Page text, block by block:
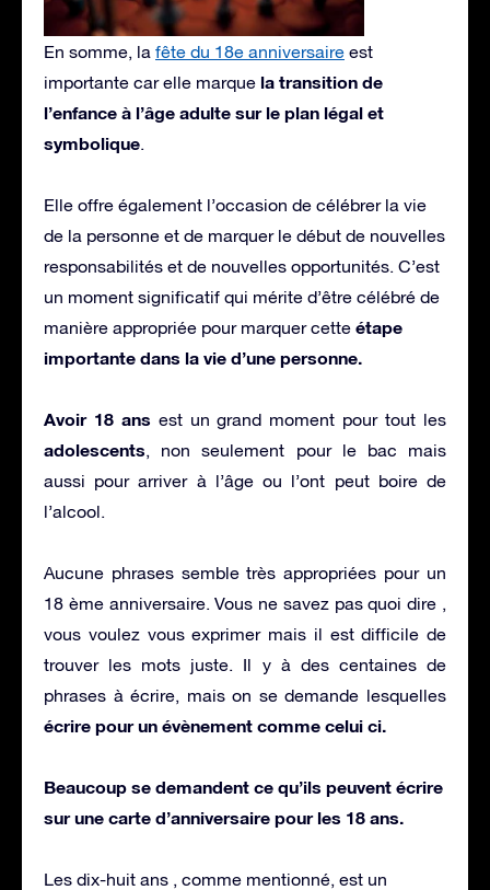
En somme, la fête du 18e anniversaire est
importante car elle marque la transition de
l’enfance à l’âge adulte sur le plan légal et
symbolique.
Elle offre également l’occasion de célébrer la vie
de la personne et de marquer le début de nouvelles
responsabilités et de nouvelles opportunités. C’est
un moment significatif qui mérite d’être célébré de
manière appropriée pour marquer cette étape
importante dans la vie d’une personne.
Avoir 18 ans est un grand moment pour tout les
adolescents, non seulement pour le bac mais
aussi pour arriver à l’âge ou l’ont peut boire de
l’alcool.
Aucune phrases semble très appropriées pour un
18 ème anniversaire. Vous ne savez pas quoi dire ,
vous voulez vous exprimer mais il est difficile de
trouver les mots juste. Il y à des centaines de
phrases à écrire, mais on se demande lesquelles
écrire pour un évènement comme celui ci.
Beaucoup se demandent ce qu’ils peuvent écrire
sur une carte d’anniversaire pour les 18 ans.
Les dix-huit ans , comme mentionné, est un